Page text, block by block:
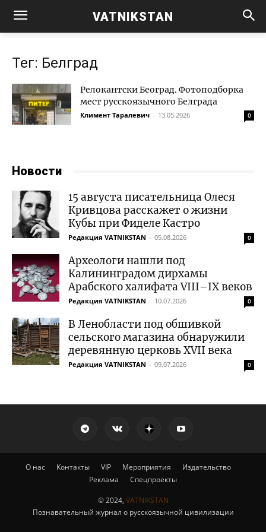
VATNIKSTAN
Тег: Белград
Релокантски Београд. Фотоподборка
мест русскоязычного Белграда
Климент Таралевич - 13.05.2026 0
Новости
15 августа писательница Олеся
Кривцова расскажет о жизни
Кубы при Фиделе Кастро
Редакция VATNIKSTAN - 05.08.2026 0
Археологи нашли под
Калининградом дирхамы
Арабского халифата VIII–IX веков
Редакция VATNIKSTAN - 10.07.2026 0
В Ленобласти под обшивкой
сельского магазина обнаружили
деревянную церковь XVII века
Редакция VATNIKSTAN - 09.07.2026 0
О нас Контакты VIP Мероприятия
Издательство
Реклама
Спецпроекты
© 2024, VATNIKSTAN
Познавательный журнал о русскоязычной цивилизации